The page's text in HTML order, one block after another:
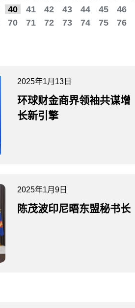
40 41 42 43 44 45 46
70 71 72 73 74 75 76
2025年1月13日
环球财金商界领袖共谋增
长新引擎
2025年1月9日
陈茂波印尼晤东盟秘书长